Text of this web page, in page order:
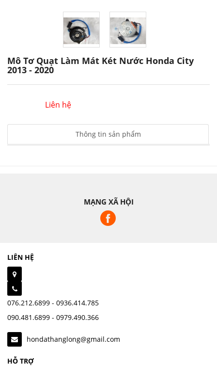
Mô Tơ Quạt Làm Mát Két Nước Honda City
2013 - 2020
Liên hệ
Thông tin sản phẩm
MẠNG XÃ HỘI
LIÊN HỆ
076.212.6899 - 0936.414.785
090.481.6899 - 0979.490.366
hondathanglong@gmail.com
HỖ TRỢ